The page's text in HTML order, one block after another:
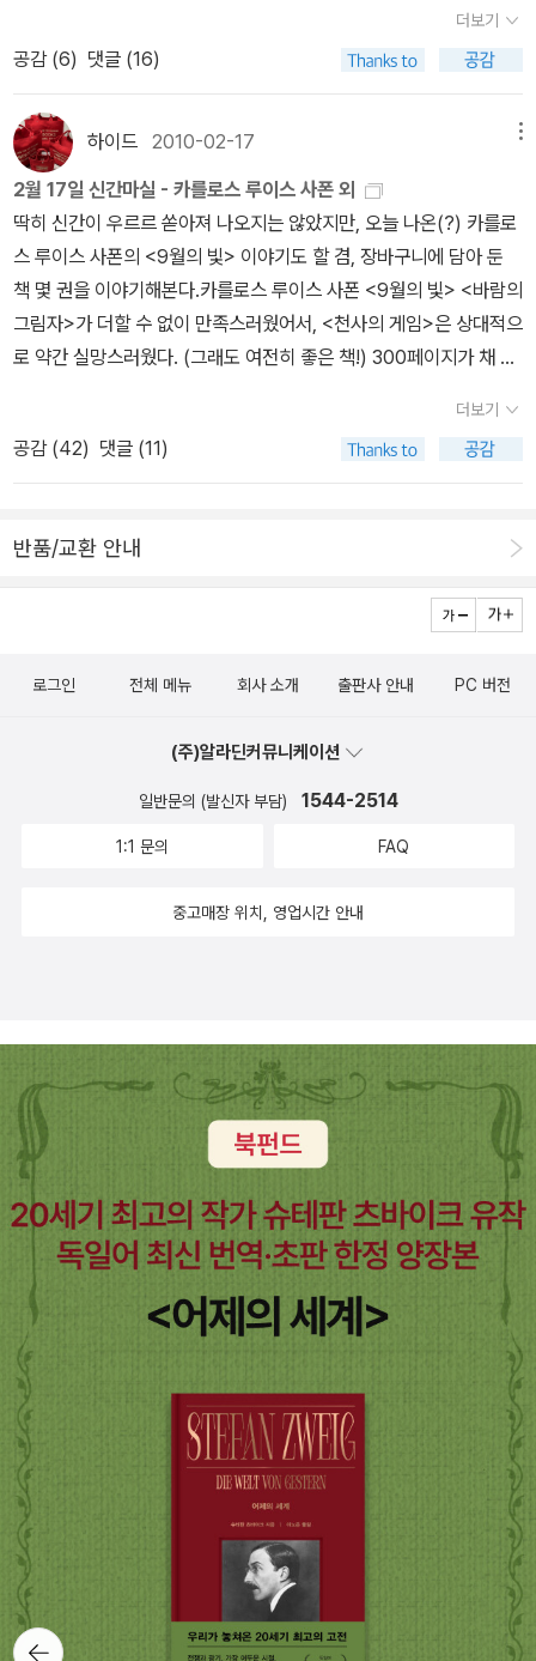
임> ★★★★ 리얼 추리 게임 현실에서 사람을 죽이고, 트릭이나 다
음 희생자 등을 맞추며 '추리 게임'을 하는 다섯명.비틀즈 재킷 패러디
인 표지가 절묘하다. 제작년인가의 <인사이트 밀>을 떠올리게 하는,
재미도 있고, 기발하기도 하고, 마지막까지 궁금하게 만드는 작품이
지만, 나는 그걸로는2% 부족하다.와카타케 나나미 <명탐정은 밀항
중>나카야마 시치리 <안녕, 드뷔시>미야베 미유키 <우리 이웃의 범
죄>와카타케 나나미 <네코지마 하우스의 소동>히가시노 게이고 <
탐정 클럽>★★ 히가시노 게이고의 별로인 작품도 아주 많았고,꽤
괜찮은 작품들도 있었지만, 이건 손에꼽을 만큼 지루하고, 어이 없는
결말과 탐정님들오리하라 이치 <도망자> ★★★★ 결말이 좀 급하
게 끝나고, 중간에는 오리하라 이치의길고 긴 분량의 이야기가 지루
하기도 했지만, 독특한 여자 주인공이 책을 덮은 다음에도 내내 인상
적이다. 경찰과 남편을 피해 도망가는 도망자 여자는 성격도, 그여자
<여름의 마지막 장미>가노 도모코 <유리 기린>요코야마 히데오 <
는데, 이 책은 덜과잉의 멋지고 풋풋한 단편집. 나카마 유키에가 나온
일드로 먼저 봤어서 읽는 내내 나카마 유키에 오버랩. 경찰소설, 몽타
지는 여전히 부끄럽다. 경찰 간부 엘리트 코스에서 떨려 나온 완벽주
악습들을 부셔나가는 모습들은 굉장히 통쾌하다. 미야자키 하야오의
애니메이션을 보고 감정의 변화를 일으키는 장면 같은것도 맘에 드는
메마쿠라 바쿠 <신들의 봉우리> ★★★★★ 표지 때문에 손해보지
난 재미. 등산 미스터리가 재미 없을꺼란 편견은 꼭꼭 꾸겨서 쓰레기
통으로! 가슴 뛰는 소설이다.야마시타 카츠미츠 <옥상 미사일>스릴
의 탄생 : 일본 서스펜스 단편집하타 타키히코 <여형사 유키히라의
살인 보고서>미야베 미유키 <지하도의 비> ★★★★ 지금 생각하
니 멍- 하지만, 읽은 당시에는 간만에 재미난 미미여사의 단편집이라
고 생각했다. 미야베 미유키의단편은 재미 있고, 종종 의미도 있는데,
덮고 나면 기억이 안 난다. 'ㅅ'사쿠 다쓰키 <사망 추정 시각>오리하
라 이치 <실종자>★★★ ㅇㅇ者 시리즈 이 전에 읽었던 <원죄자>
가 워낙 인상 깊었어서, <실종자>는 어마어마한 분량에 읽는 내내 지
루했지만, 어쨌든, 끝까지 볼만은 했다. <원죄자>에 이어지는 등장인
물들과 이야기의 잔재미가 있지만, <원죄자>, <실종자>, <도망자>
이 세 작품 중에서는 가장 별로. <행방불명자>는 열외.. 로 놓아도 될
까?<도박눈> ★★★★일본 미스터리 출판사의 50주년을 기념하
는 50에 관한 미스터리 단편 모음집. 이 기획은 정말 멋지다. 나오는
작가의 면면이 엄청 화려해서 작가 이름 보는 것만으로도 막 기쁜 ^^;
미스터리 같지 않은 단편들도 있지만,별로인 작품 없이 다 괜찮거나,
괜찮은 이상이다.야베 타카시 <사오리의 집>우타노 쇼고 <여왕님과
나>기리노나쓰오 <얼굴에 흩날리는 비>★★★★★(개정판) 미로
시리즈의 처음. 타임머신을 타고 돌아간 느낌이다. 미로가 이랬었구
싶어지지 않는다. 아마도 아리스 학생 시리즈의 특징은 밀폐된 공간
에서의 살인, 탐정 에가미 선배, 치정,인 듯 싶다. 일본의 앨러리 퀸,이
째치고 원래 옛날 꺼 잘 안 읽는구나-_- 여하튼 앨러리 퀸 껀 읽어본
적이 없어서 그건 잘 모르겠고, '본격 추리소설' 이라고 하는데다가 마
지막에 범인 밝히기 전에 반드시 '범인을 맞혀봐라'라는 작가의 말이
페이지 하나를 차지하고 있지만 나는, 추리소설 읽으면서 범인 맞히
기, 이런 걸 하지 않는다 주의이므로 그냥, 읽는다. 참으로 불성실한
독자일지도. 아니 물론 중간 즈음 대충 감은 잡히지만 대략 어떤 시점
에서 범인이 증거를 흘렸는지는 잘 모르겠으므로- 아, 하지만 '추리소
설 연구회'이다 보니 이런저런 추리소설이나 미스터리물이 많이 언급
데 시공사 출판인데- 편집 자체가 다소 청소년물 같다. 자간이나 글자
크기나 뭐 그런 게 마음에 안 든다.Y의 비극 88' 월광게임 초판 1쇄 2
007. 12 / 408쪽 작가가 세 번이나 고친 결과물이라고 하는데- 뭔가
있는 이야기. 월광 게임- 달빛 아래서 살인 게임을 했던 것처럼 캠프
고비를 넘기며 하산하던 중 또 살인이 일어나게 된다는 설정. 달빛의
름달이 뜨는 날에는 살인율이 증가한대'라고 숙덕대던 내가 떠올랐달
'저 애는 나한테 많은 이야기를 해 주었어. 보름달이나 그 반대인 초승
달 밤에는 살인, 자살, 교통사고가 증가한다더라. 정신 병원 병동이 소
시구상의 생명체는 응답하고 있어. 조수가 달의 인력에 따라 차고 빠
서 태어났다. 그 바다는 달의 리듬으로 운동한다. 따라서 모든 생명은
뒤에서 부르면 언제든지 되돌아갈 수 있는 범위 내에서 그쳐야 하는,
너무 깊이 빠져서는 안 될 영역이라고 생각하고 있었다.'-71쪽외딴섬
퍼즐 초판 1쇄 2008. 05 / 459쪽 읽은 학생 시리즈물 중에서는 이
번 편이 가장 재미있었다. 말 그대로 '고립된 섬'에서 '퍼즐 풀기'를 하
다가 살인사건이 일어나고 범인 또한 의외의 인물, 이라는 점에서 흥
미진진하였달까. 다만, 범인 맞히기를 하려면 아무래도 인물 도식표
와 알리바이표를 그려가면서 해야할듯 하다. 하지만 나는 이거 지하
철에서 다 읽었다고-_-쌍두의 악마 1, 2 초판 1쇄 2010. 05 / 418
쪽, 390쪽 두 명의 화자, 서로 다른 고립된 장소에서 벌어지는 두 개
의 살인 사건. 이 작품에서 가장 큰 실패요인은 두 명의 화자를 둔 점
이 아닐까 싶다. 이걸 읽은 직후 '철서의 우리'를 읽어서 더 그런지도.
두 곳이 연락조차 되지 않으니 한 명의 화자가 더 필요했다는 점은 이
해하지만, 전개가 억지스러운 건 어쩔 수 없다. 여하튼, 외딴섬 퍼즐에
서 주가가 오른 아리스가와 아리스가 쌍두의 악마에서 다시 추락한
기분이랄까. 하여, 이후 시리즈물은 안 봐도 괜찮을 것 같단 말이지.
뭐 말은 이래놓고 궁금해서 읽게 될지도 모르겠다. 교고쿠 나쓰히코
'철서의 우리 1, 2, 3' - 교고쿠도 시리즈 중 최고작. 우부메의 여름-광
골의 꿈-철서의 우리로 이어지는 방대한 스케일의 일본 불교 탐험서,
의 끈이 되어줍니다.그럼 다음 책은 3권으로 완간된 홈즈걸 시리즈 3
권입니다.이 시리즈의 주인공들도 서점에서 일하는데요.이번에도 서
갑니다.1권과 같은 단편형식이네요.이 책 속의 서점이라는 공간은 돌
아가신 아버지와의 마지막 추억이 있는 공간이기도 하고, 협박의 공
간이기도 하며, 첫사랑을 만난 곳, 마음이 맞는 대화상대를 찾은 곳 이
기도 합니다.서점이라는 공간에서 제각각 무엇을 주고 얻든지, 중요
한 것이든 아니든 사람과 사람 사람과 책의 인연을 이어주는 누군가
에게는 특별한 공간이 아니겠는가 생각해봅니다.'레드 리프'가 누군지
는 가게히라 씨 개인의 문제예요. 우리에게 중요한 건 사인회에 참가
한 손님들, 1,800엔이나 되는 책을 사주신 분들이에요. 오늘도 30분
은 사람은 생각할 수도 없지만, 그럴 수 있다는 게 왠지 부럽네요. 한
권의 책이 그토록 특별할 수 있다니. 또 작가에게 사인을 받는 것이 그
토록 행복할 수 있다니. 마음이 움직인다는 건 정말 굉장한 일이에요.
건 참 이런저런 용도가 있나봅니다. 눈에 갖혀 꼼짝 못하는 아이의 밤
랐다는 걸 시험하는 대상이 되고(두꺼운 사전을 들 수 있으면 다 자란
수 있는 기회가 되기도 하고 말이지요.올 한해도 마음을 움직이는 책
다.<책 속의 책>미야자와 겐지의 시집은 찾을 수 없어 은하철도의 밤
>,<떼쟁이 쳇>,<늑대 숲, 소쿠리 숲, 도둑 숲>,<은하철도의 밤>
조만간 나올 예정이라고. 젊은 작가(라고 하기엔 어느덧 첫 작품이 나
온지 10년이 훌쩍 넘었지만) 가운데 이렇게 전집처럼 만들 수 있는
작가가 김영하 외에 또 누가 있을까 싶다. 아직 읽어보지 못한 김영하
의 작품은 <아랑은 왜>와 <호출> 정도인데, 이 참에 읽어봐야겠다.
얼마 전에 <나전미궁>이 나왔는데, 가이도 다케루의 또 다른 작품이
출간됐다.가이도 다케루가 청소년을 위해 쓴 첫번째 장편소설이라고
하는데, 이 작품 역시 작가의 전문분야인 의학을 다루고 있다고. 얼핏
책소개를 보니 이전에 읽었던 미스터리 야! 시리즈의 <소세키 선생의
사건일지>처럼 어쩐지 유머러스한 느낌. 가볍게 읽기는 좋을 듯.그
외 관심가는 책들.
더보기
공감 (6) 댓글 (16)
하이드 2010-02-17
2월 17일 신간마실 - 카를로스 루이스 사폰 외
딱히 신간이 우르르 쏟아져 나오지는 않았지만, 오늘 나온(?) 카를로
스 루이스 사폰의 <9월의 빛> 이야기도 할 겸, 장바구니에 담아 둔
책 몇 권을 이야기해본다.카를로스 루이스 사폰 <9월의 빛> <바람의
그림자>가 더할 수 없이 만족스러웠어서, <천사의 게임>은 상대적으
로 약간 실망스러웠다. (그래도 여전히 좋은 책!) 300페이지가 채 안
버릴 수 없다. 이름만 보고 구매하게 되는 몇 안되는 작가중 하나.인터
넷 서점에는 오늘 저녁에 떴고, 오프에는 아직 검색도 안 되는데, 리뷰
가 붙어 있다. 리뷰를 보니, 도플갱어 이야기인가? 알라딘의 '책속에
혜윤의 추천글은 도통 뭔소린지 모르겠고.아마존 리뷰 찾으러 들어갔
지?※ 추가책소개가 추가되어 가지고 왔다.<바람의 그림자>, <천사
려놓은 3부작 연작소설 중 첫 권. <9월의 빛>은 사폰의 대표작인 <
인물을 공유하는 소설로 영화적 모티프가 가장 잘 살아 있는 동시에
사폰의 문학적 단초를 엿볼 수 있는 작품이다. 1936년 시몬의 가족은
은 해안 마을에 있는 라사루스 얀의 대저택의 집사이자 가정부로 일
는 아내 알렉산드라와 단 둘이 생활하며 외부와의 접촉을 끊고 사는
과 함께 인적이 끊긴 등대를 찾는다. 그런데 구석에서 손때 묻은 낡은
노트 하나를 발견한다. 그 일기장 속엔 정체를 알 수 없는 검은 그림자
에 대한 공포와 누군가에 대한 그리움이 담겨 있는데…한나의 의문의
죽음과 검은 그림자의 알 수 없는 정체, 라자루스의 아내 알렉산드라
가 지닌 비밀 등 9월의 빛의 전설과 도플갱어의 전설이 음침하고 공
포스러운 분위기를 자아내는 가운데 집에 얽힌 풀리지 않는 미스터리
가 베일에 싸인 인물 라사루스를 중심으로 이야기가 펼쳐진다. -알라
딘책소개中-왠지 지루해보이는 책소개 -_-;; 사폰의 책소개라고 사
폰처럼 쓸 수는 없는 거니깐. 무튼, 모험미스터리 3부작중 한권이고!
(솔깃!), 데뷔작이라고 하니, 더욱 관심 가는 카를로스 루이스 사폰씨
의 책이다. 마이클 코넬리 <허수아비><블러드워크>를 읽고, 마이클
코넬리 중독에서 헤어나지 못해, 뭐 살까 (재미없어도, 별로라도 할
수 없어. 사야해. 읽어야해. 이런 기분;;) 하고 잇던 찰나에 <허수아비
>가 나왔다.2009 뉴욕 타임스 올해의 주목소설 2009 아마존 편집
자 선정 올해의 소설2009 아마존 독자 선정 올해의 소설 2009 아마
존 독자 선정 올해의 스릴러2009 북마크 매거진 올해의 크라임 소설
2009 라이브러리 저널 올해의 책2009 아이튠즈 최고 판매(오디오
북) 2009 오더블 최고 판매(오디오북)2009 포트 로더데일 선 센티
더보기
공감 (42) 댓글 (11)
반품/교환 안내
뒤로가
로그인 전체 메뉴 회사 소개 출판사 안내 PC 버전
(주)알라딘커뮤니케이션
일반문의 (발신자 부담) 1544-2514
1:1 문의 FAQ
중고매장 위치, 영업시간 안내